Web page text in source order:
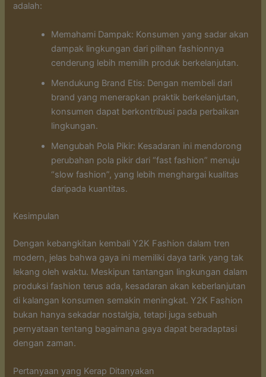
adalah:
Memahami Dampak: Konsumen yang sadar akan
dampak lingkungan dari pilihan fashionnya
cenderung lebih memilih produk berkelanjutan.
Mendukung Brand Etis: Dengan membeli dari
brand yang menerapkan praktik berkelanjutan,
konsumen dapat berkontribusi pada perbaikan
lingkungan.
Mengubah Pola Pikir: Kesadaran ini mendorong
perubahan pola pikir dari “fast fashion” menuju
“slow fashion”, yang lebih menghargai kualitas
daripada kuantitas.
Kesimpulan
Dengan kebangkitan kembali Y2K Fashion dalam tren
modern, jelas bahwa gaya ini memiliki daya tarik yang tak
lekang oleh waktu. Meskipun tantangan lingkungan dalam
produksi fashion terus ada, kesadaran akan keberlanjutan
di kalangan konsumen semakin meningkat. Y2K Fashion
bukan hanya sekadar nostalgia, tetapi juga sebuah
pernyataan tentang bagaimana gaya dapat beradaptasi
dengan zaman.
Pertanyaan yang Kerap Ditanyakan